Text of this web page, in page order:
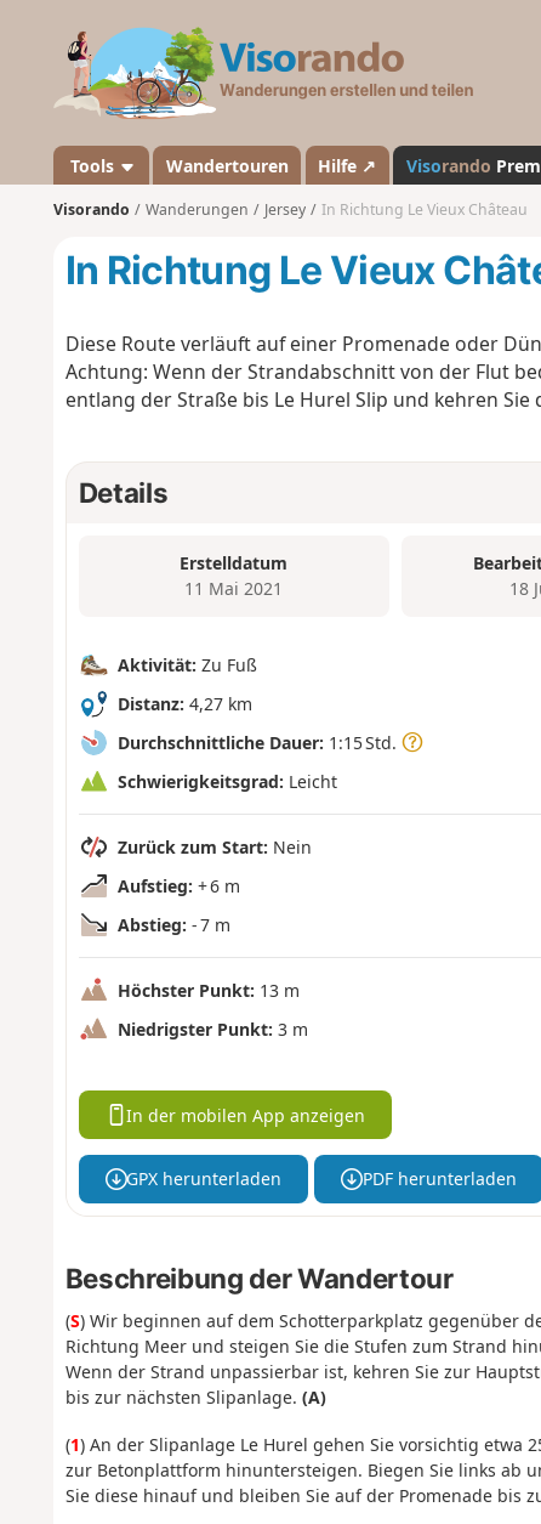
a
n
d
Tools Wandertouren Hilfe ↗ Visorando
Visorando Wanderungen Jersey In Richtung Le Vieux Château
In Richtung Le Vieux
Diese Route verläuft auf einer Promenade oder
Achtung: Wenn der Strandabschnitt von der Flut
entlang der Straße bis Le Hurel Slip und kehren Sie
Details
Erstelldatum
11 Mai 2021
18
Aktivität: Zu Fuß
Distanz: 4,27 km
Durchschnittliche Dauer: 1:15 Std.
Schwierigkeitsgrad: Leicht
Zurück zum Start: Nein
Aufstieg: + 6 m
Abstieg: - 7 m
Höchster Punkt: 13 m
Niedrigster Punkt: 3 m
In der mobilen App anzeigen
GPX herunterladen PDF herunterladen
Beschreibung der Wandertour
(S) Wir beginnen auf dem Schotterparkplatz gegenüber
Richtung Meer und steigen Sie die Stufen zum Strand
Wenn der Strand unpassierbar ist, kehren Sie zur
bis zur nächsten Slipanlage. (A)
(1) An der Slipanlage Le Hurel gehen Sie vorsichtig etwa
zur Betonplattform hinuntersteigen. Biegen Sie links ab
Sie diese hinauf und bleiben Sie auf der Promenade bis